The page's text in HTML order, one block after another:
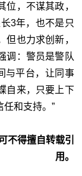
，不谋其政，
3年，也不是只
也力求创新，
调：警员是警队
与平台，让同事
自来，只要上下
和支持。”
不得擅自转载引
用。